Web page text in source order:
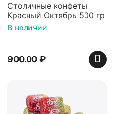
Столичные конфеты
Красный Октябрь 500 гр
В наличии
900.00₽